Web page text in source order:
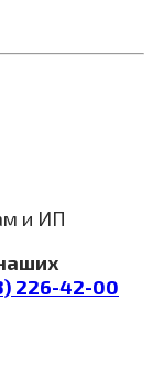
и ИП
226-42-00